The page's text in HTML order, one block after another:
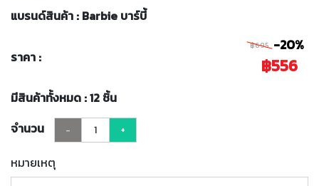
แบรนด์สินค้า : Barbie บาร์บี้
ราคา :
฿695 -20%
฿556
มีสินค้าทั้งหมด : 12 ชิ้น
จำนวน
- +
หมายเหตุ